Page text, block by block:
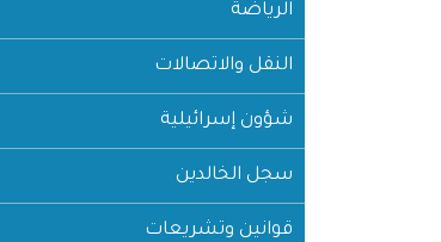
الرياضة
النقل والاتصالات
شؤون إسرائيلية
سجل الخالدين
قوانين وتشريعات